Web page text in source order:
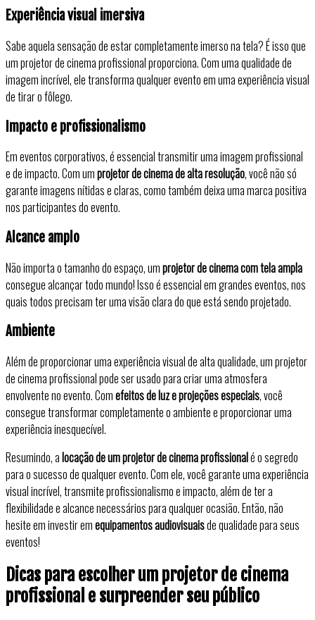
Experiência visual imersiva
Sabe aquela sensação de estar completamente imerso na tela? É isso que
um projetor de cinema profissional proporciona. Com uma qualidade de
imagem incrível, ele transforma qualquer evento em uma experiência visual
de tirar o fôlego.
Impacto e profissionalismo
Em eventos corporativos, é essencial transmitir uma imagem profissional
e de impacto. Com umprojetor de cinema de alta resolução, você não só
garante imagens nítidas e claras, como também deixa uma marca positiva
nos participantes do evento.
Alcance amplo
Não importa o tamanho do espaço, umprojetor de cinema com tela ampla
consegue alcançar todo mundo! Isso é essencial em grandes eventos, nos
quais todos precisam ter uma visão clara do que está sendo projetado.
Ambiente
Além de proporcionar uma experiência visual de alta qualidade, um projetor
de cinema profissional pode ser usado para criar uma atmosfera
envolvente no evento. Comefeitos de luz e projeções especiais, você
consegue transformar completamente o ambiente e proporcionar uma
experiência inesquecível.
Resumindo, alocação de um projetor de cinema profissionalé o segredo
para o sucesso de qualquer evento. Com ele, você garante uma experiência
visual incrível, transmite profissionalismo e impacto, além de ter a
flexibilidade e alcance necessários para qualquer ocasião. Então, não
hesite em investir emequipamentos audiovisuaisde qualidade para seus
eventos!
Dicas para escolher um projetor de cinema
profissional e surpreender seu público